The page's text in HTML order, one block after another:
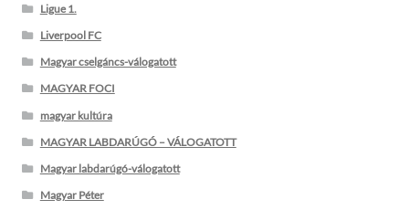
Ligue 1.
Liverpool FC
Magyar cselgáncs-válogatott
MAGYAR FOCI
magyar kultúra
MAGYAR LABDARÚGÓ – VÁLOGATOTT
Magyar labdarúgó-válogatott
Magyar Péter